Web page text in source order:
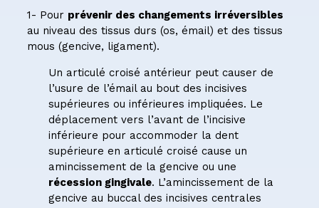
1- Pour prévenir des changements irréversibles
au niveau des tissus durs (os, émail) et des tissus
mous (gencive, ligament).
Un articulé croisé antérieur peut causer de
l’usure de l’émail au bout des incisives
supérieures ou inférieures impliquées. Le
déplacement vers l’avant de l’incisive
inférieure pour accommoder la dent
supérieure en articulé croisé cause un
amincissement de la gencive ou une
récession gingivale. L’amincissement de la
gencive au buccal des incisives centrales